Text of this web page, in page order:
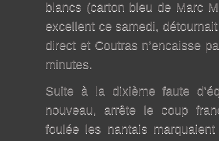
blancs (carton bleu de Marc
excellent ce samedi,
direct et Coutras n’encaisse
minutes.
Suite à la dixième faute
nouveau, arrête le coup
foulée les nantais